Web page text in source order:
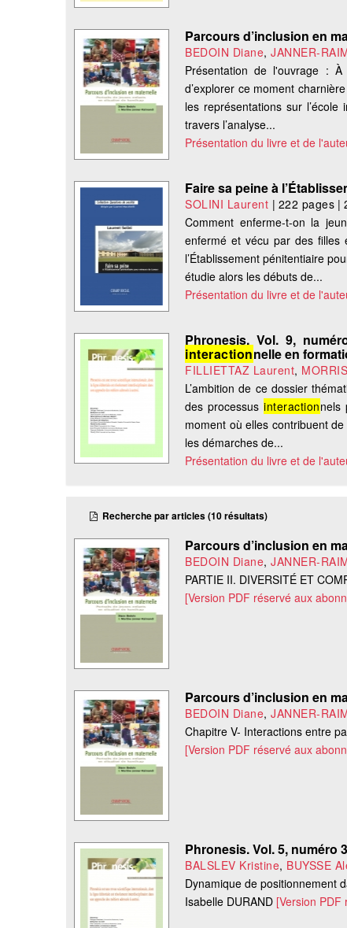
Parcours d’inclusion en
BEDOIN Diane,JANNER-
Présentation de l'ouvrage :
d’explorer ce moment
les représentations sur
travers l’analyse...
Présentation du livre et de
Faire sa peine à
SOLINI Laurent | 222 pages |
Comment enferme-t-on la
enfermé et vécu par des
l’Établissement pénitentiaire
étudie alors les débuts de...
Présentation du livre et de
Phronesis. Vol. 9,
interactionnelle en
FILLIETTAZ Laurent,
L’ambition de ce dossier
des processusinteractionnels
moment où elles contribuent
les démarches de...
Présentation du livre et de
Recherche par articles (10 résultats)
Parcours d’inclusion en
BEDOIN Diane,JANNER-
PARTIE II. DIVERSITÉ ET
[Version PDF réservé aux
Parcours d’inclusion en
BEDOIN Diane,JANNER-
Chapitre V- Interactions entre
[Version PDF réservé aux
Phronesis. Vol. 5, numéro
BALSLEV Kristine, BUYSSE
Dynamique de positionnement
Isabelle DURAND [Version PDF